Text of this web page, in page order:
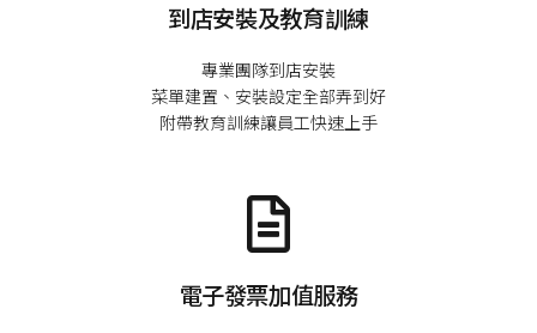
到店安裝及教育訓練
專業團隊到店安裝
菜單建置、安裝設定全部弄到好
電子發票加值服務